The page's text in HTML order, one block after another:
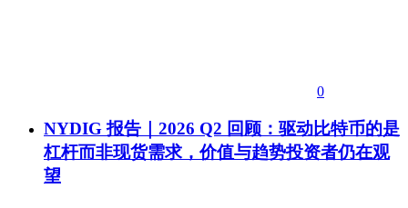
0
NYDIG 报告｜2026 Q2 回顾：驱动比特币的是
杠杆而非现货需求，价值与趋势投资者仍在观
望